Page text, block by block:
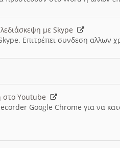
με Skype
Επιτρέπει συνδεση
στο Youtube
Google Chrome για να